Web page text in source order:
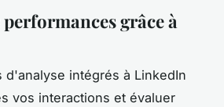
grâce à
d'analyse intégrés à LinkedIn
vos interactions et évaluer